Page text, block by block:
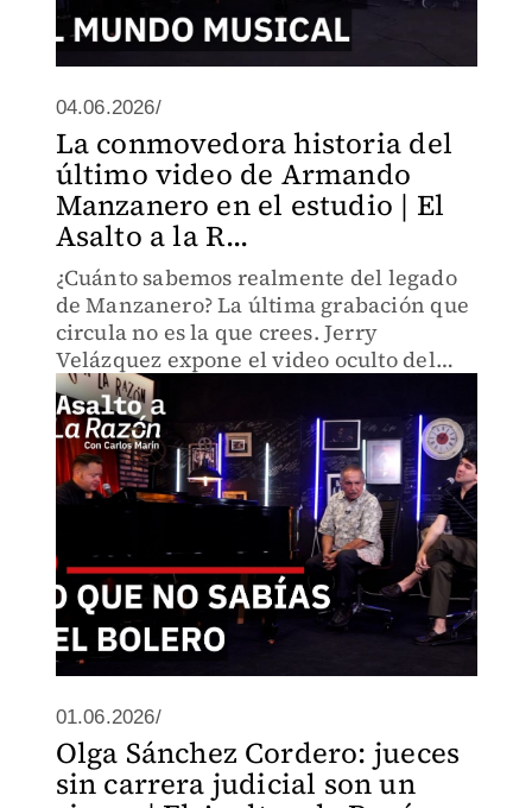
04.06.2026/
La conmovedora historia del
último video de Armando
Manzanero en el estudio | El
Asalto a la R...
¿Cuánto sabemos realmente del legado
de Manzanero? La última grabación que
circula no es la que crees. Jerry
Velázquez expone el video oculto del
maestro en estudio, enfermo, horas
antes de su internamiento. Lo que falta
en los registros oficiales.
01.06.2026/
Olga Sánchez Cordero: jueces
sin carrera judicial son un